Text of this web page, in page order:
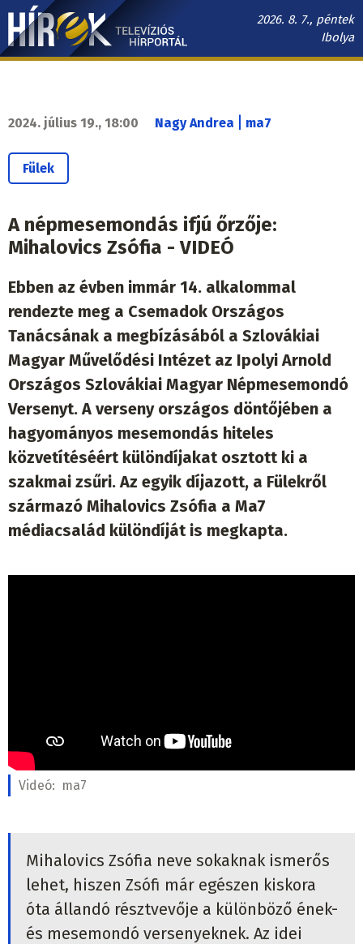
Ugrás
tartalomra
2026. 8. 7., péntek
Ibolya
Hírek.sk
2024. július 19., 18:00 Nagy Andrea ma7
Fülek
A népmesemondás ifjú őrzője:
Mihalovics Zsófia - VIDEÓ
Ebben az évben immár 14. alkalommal
rendezte meg a Csemadok Országos
Tanácsának a megbízásából a Szlovákiai
Magyar Művelődési Intézet az Ipolyi Arnold
Országos Szlovákiai Magyar Népmesemondó
Versenyt. A verseny országos döntőjében a
hagyományos mesemondás hiteles
közvetítéséért különdíjakat osztott ki a
szakmai zsűri. Az egyik díjazott, a Fülekről
származó Mihalovics Zsófia a Ma7
médiacsalád különdíját is megkapta.
Videó: ma7
Mihalovics Zsófia neve sokaknak ismerős
lehet, hiszen Zsófi már egészen kiskora
óta állandó résztvevője a különböző ének-
és mesemondó versenyeknek. Az idei